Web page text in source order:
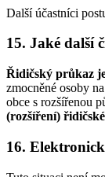
Další účastníci
15. Jaké další
Řidičský průkaz
zmocněné osoby
obce s rozšířenou
(rozšíření)
16.